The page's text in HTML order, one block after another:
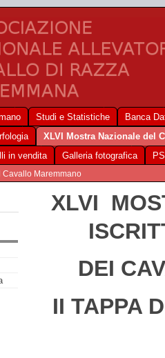
Studi e Statistiche
Banca
XLVI Mostra Nazionale del
in vendita Galleria fotografica
Cavallo Maremmano
XLVI
DEI
II TAPPA